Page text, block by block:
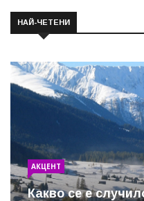
НАЙ-ЧЕТЕНИ
АКЦЕНТ
Какво се е